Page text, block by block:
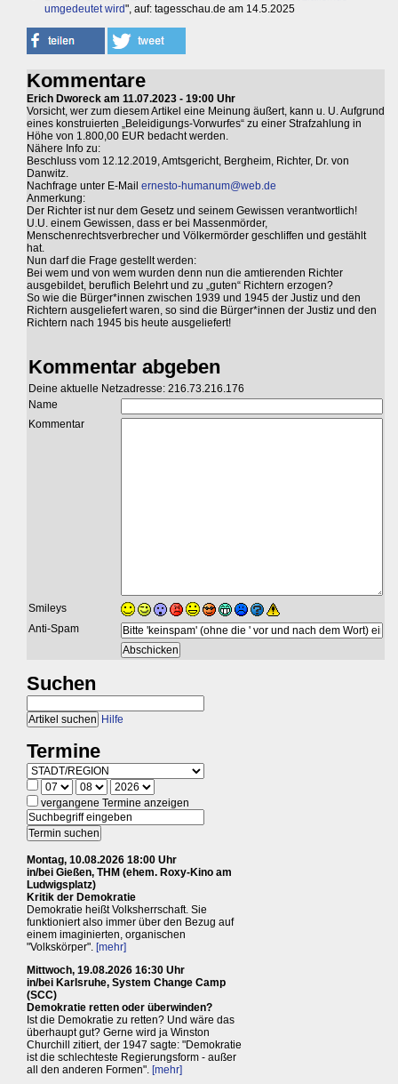
umgedeutet wird", auf: tagesschau.de am 14.5.2025
Kommentare
Erich Dworeck am 11.07.2023 - 19:00 Uhr
Vorsicht, wer zum diesem Artikel eine Meinung äußert, kann u. U. Aufgrund
eines konstruierten „Beleidigungs-Vorwurfes“ zu einer Strafzahlung in
Höhe von 1.800,00 EUR bedacht werden.
Nähere Info zu:
Beschluss vom 12.12.2019, Amtsgericht, Bergheim, Richter, Dr. von
Danwitz.
Nachfrage unter E-Mail ernesto-humanum@web.de
Anmerkung:
Der Richter ist nur dem Gesetz und seinem Gewissen verantwortlich!
U.U. einem Gewissen, dass er bei Massenmörder,
Menschenrechtsverbrecher und Völkermörder geschliffen und gestählt
hat.
Nun darf die Frage gestellt werden:
Bei wem und von wem wurden denn nun die amtierenden Richter
ausgebildet, beruflich Belehrt und zu „guten“ Richtern erzogen?
So wie die Bürger*innen zwischen 1939 und 1945 der Justiz und den
Richtern ausgeliefert waren, so sind die Bürger*innen der Justiz und den
Richtern nach 1945 bis heute ausgeliefert!
Kommentar abgeben
Deine aktuelle Netzadresse: 216.73.216.176
Name
Kommentar
Smileys
Anti-Spam
Suchen
Hilfe
Termine
vergangene Termine anzeigen
Montag, 10.08.2026 18:00 Uhr
in/bei Gießen, THM (ehem. Roxy-Kino am
Ludwigsplatz)
Kritik der Demokratie
Demokratie heißt Volksherrschaft. Sie
funktioniert also immer über den Bezug auf
einem imaginierten, organischen
"Volkskörper". [mehr]
Mittwoch, 19.08.2026 16:30 Uhr
in/bei Karlsruhe, System Change Camp
(SCC)
Demokratie retten oder überwinden?
Ist die Demokratie zu retten? Und wäre das
überhaupt gut? Gerne wird ja Winston
Churchill zitiert, der 1947 sagte: "Demokratie
ist die schlechteste Regierungsform - außer
all den anderen Formen". [mehr]